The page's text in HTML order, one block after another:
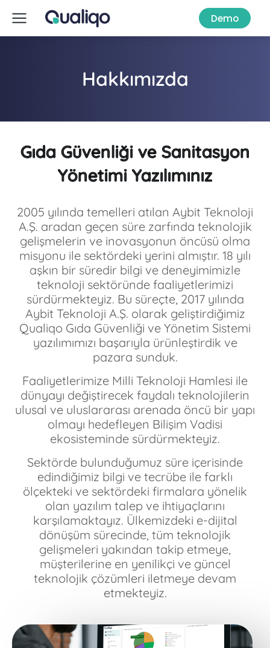
Demo
Hakkımızda
Gıda Güvenliği ve Sanitasyon
Yönetimi Yazılımınız
2005 yılında temelleri atılan Aybit Teknoloji
A.Ş. aradan geçen süre zarfında teknolojik
gelişmelerin ve inovasyonun öncüsü olma
misyonu ile sektördeki yerini almıştır. 18 yılı
aşkın bir süredir bilgi ve deneyimimizle
teknoloji sektöründe faaliyetlerimizi
sürdürmekteyiz. Bu süreçte, 2017 yılında
Aybit Teknoloji A.Ş. olarak geliştirdiğimiz
Qualiqo Gıda Güvenliği ve Yönetim Sistemi
yazılımımızı başarıyla ürünleştirdik ve
pazara sunduk.
Faaliyetlerimize Milli Teknoloji Hamlesi ile
dünyayı değiştirecek faydalı teknolojilerin
ulusal ve uluslararası arenada öncü bir yapı
olmayı hedefleyen Bilişim Vadisi
ekosisteminde sürdürmekteyiz.
Sektörde bulunduğumuz süre içerisinde
edindiğimiz bilgi ve tecrübe ile farklı
ölçekteki ve sektördeki firmalara yönelik
olan yazılım talep ve ihtiyaçlarını
karşılamaktayız. Ülkemizdeki e-dijital
dönüşüm sürecinde, tüm teknolojik
gelişmeleri yakından takip etmeye,
müşterilerine en yenilikçi ve güncel
teknolojik çözümleri iletmeye devam
etmekteyiz.